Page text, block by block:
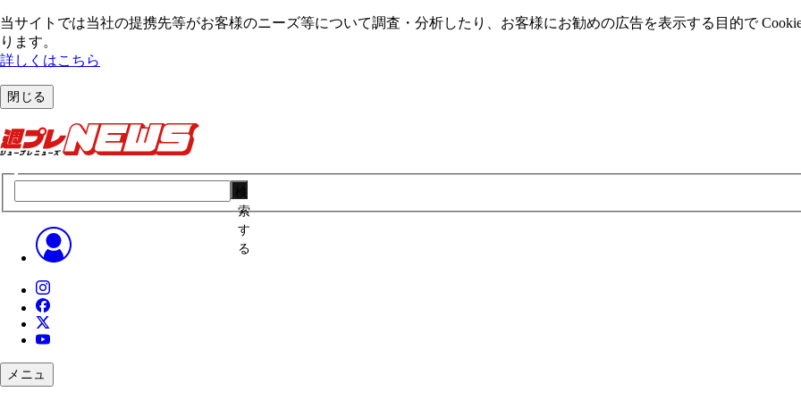
当サイトでは当社の提携先等がお客様のニーズ等について調査・分析したり、お客様にお勧めの広告を表⽰する⽬的で
ります。
詳しくはこちら
閉じる
索
す
る
メニュ